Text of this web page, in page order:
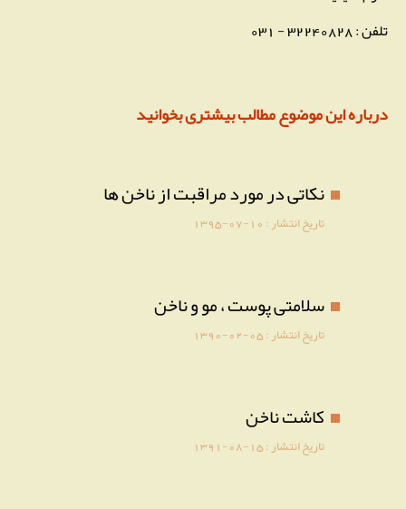
تلفن : 32240828 - 031
درباره این موضوع مطالب بیشتری بخوانید
نکاتی در مورد مراقبت از ناخن ها
تاریخ انتشار :1395-07-10
سلامتی پوست ، مو و ناخن
تاریخ انتشار :1390-02-05
کاشت ناخن
تاریخ انتشار :1391-08-15